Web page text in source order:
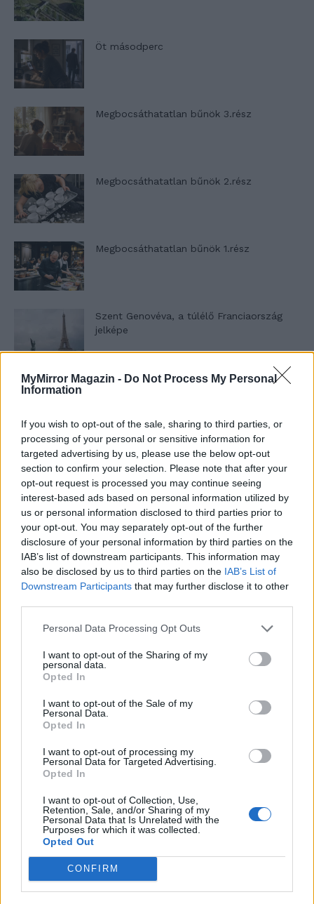
MyMirror Magazin - Do Not Process My Personal
Information
If you wish to opt-out of the sale, sharing to third parties, or
processing of your personal or sensitive information for
targeted advertising by us, please use the below opt-out
section to confirm your selection. Please note that after your
opt-out request is processed you may continue seeing
interest-based ads based on personal information utilized by
us or personal information disclosed to third parties prior to
your opt-out. You may separately opt-out of the further
disclosure of your personal information by third parties on the
IAB’s list of downstream participants. This information may
also be disclosed by us to third parties on the IAB’s List of
Downstream Participants that may further disclose it to other
Personal Data Processing Opt Outs
I want to opt-out of the Sharing of my
personal data.
Opted In
I want to opt-out of the Sale of my
Personal Data.
Opted In
I want to opt-out of processing my
Personal Data for Targeted Advertising.
Opted In
I want to opt-out of Collection, Use,
Retention, Sale, and/or Sharing of my
Personal Data that Is Unrelated with the
Purposes for which it was collected.
Opted Out
CONFIRM
Öt másodperc
Megbocsáthatatlan bűnök 3.rész
Megbocsáthatatlan bűnök 2.rész
Megbocsáthatatlan bűnök 1.rész
Szent Genovéva, a túlélő Franciaország
jelképe
Minka 12. rész
Minka 11. rész
T. szereti a fiatal lányokat 14. rész
Pedig szóltam… – Miért nem hiszünk a
A legidegesítőbb kifejezések laza
gyűjteménye
Elyna Robbs: Adéle és az örökölt árnyak
A világ legismertebb ruhái